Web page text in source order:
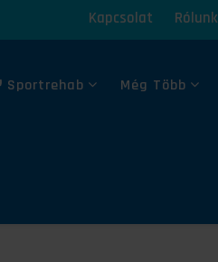
Kapcsolat Rólunk
Sportrehab Még Több